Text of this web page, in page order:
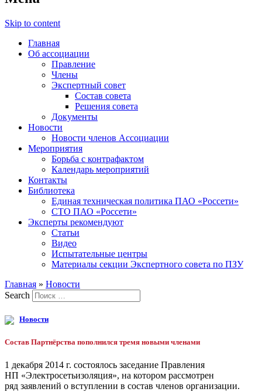
Skip to content
Главная
Об ассоциации
Правление
Члены
Экспертный совет
Состав совета
Решения совета
Документы
Новости
Новости членов Ассоциации
Мероприятия
Борьба с контрафактом
Календарь мероприятий
Контакты
Библиотека
Единая техническая политика ПАО «Россети»
СТО ПАО «Россети»
Эксперты рекомендуют
Статьи
Видео
Испытательные центры
Материалы секции Экспертного совета по ПЗУ
Главная » Новости
Search
Новости
Состав Партнёрства пополнился тремя новыми членами
1 декабря 2014 г. состоялось заседание Правления
НП «Электросетьизоляция», на котором рассмотрен
ряд заявлений о вступлении в состав членов организации.